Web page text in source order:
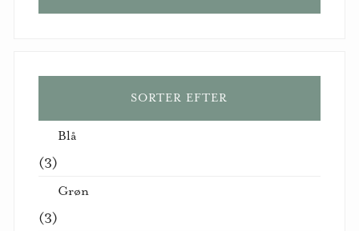
SORTER EFTER
Blå
(3)
Grøn
(3)